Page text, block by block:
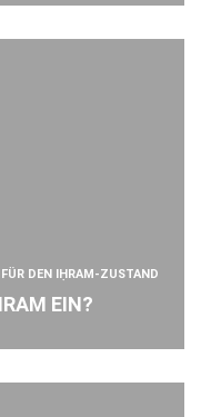
DEN IḤRAM-ZUSTAND
EIN?